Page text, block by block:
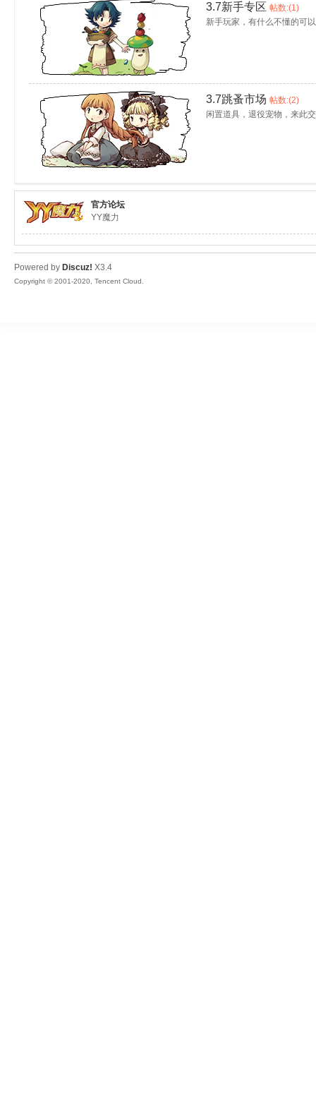
3.7新手专区 帖数:(1)
新手玩家，有什么不懂的可
3.7跳蚤市场 帖数:(2)
闲置道具，退役宠物，来此
官方论坛
YY魔力
Powered by Discuz! X3.4
Copyright © 2001-2020, Tencent Cloud.